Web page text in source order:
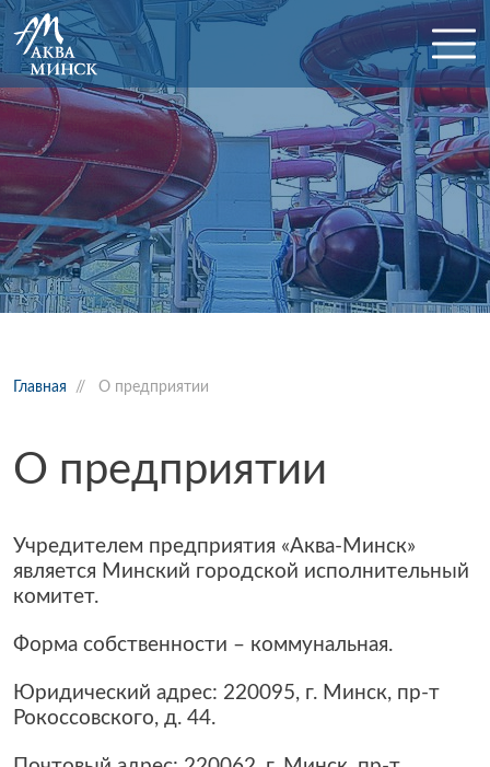
Главная // О предприятии
О предприятии
Учредителем предприятия «Аква-Минск»
является Минский городской исполнительный
комитет.
Форма собственности – коммунальная.
Юридический адрес: 220095, г. Минск, пр-т
Рокоссовского, д. 44.